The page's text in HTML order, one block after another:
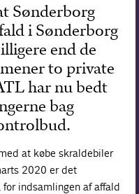
Sønderborg
i Sønderborg
end de
to private
har nu bedt
bag
at købe skraldebiler
2020 er det
indsamlingen af affald